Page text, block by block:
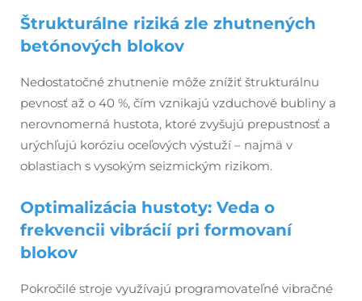
Štrukturálne riziká zle zhutnených
betónových blokov
Nedostatočné zhutnenie môže znížiť štrukturálnu
pevnosť až o 40 %, čím vznikajú vzduchové bubliny a
nerovnomerná hustota, ktoré zvyšujú prepustnosť a
urýchľujú koróziu oceľových výstuží – najmä v
oblastiach s vysokým seizmickým rizikom.
Optimalizácia hustoty: Veda o
frekvencii vibrácií pri formovaní
blokov
Pokročilé stroje využívajú programovateľné vibračné